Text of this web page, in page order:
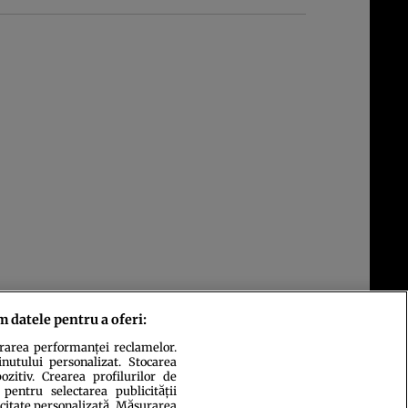
datele pentru a oferi:
performanței reclamelor.
personalizat. Stocarea
Crearea profilurilor de
selectarea publicității
personalizată. Măsurarea